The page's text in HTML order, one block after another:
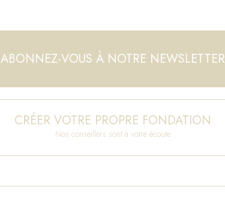
ABONNEZ-VOUS À NOTRE NEWSLETTER
CRÉER VOTRE PROPRE FONDATION
Nos conseillers sont à votre écoute